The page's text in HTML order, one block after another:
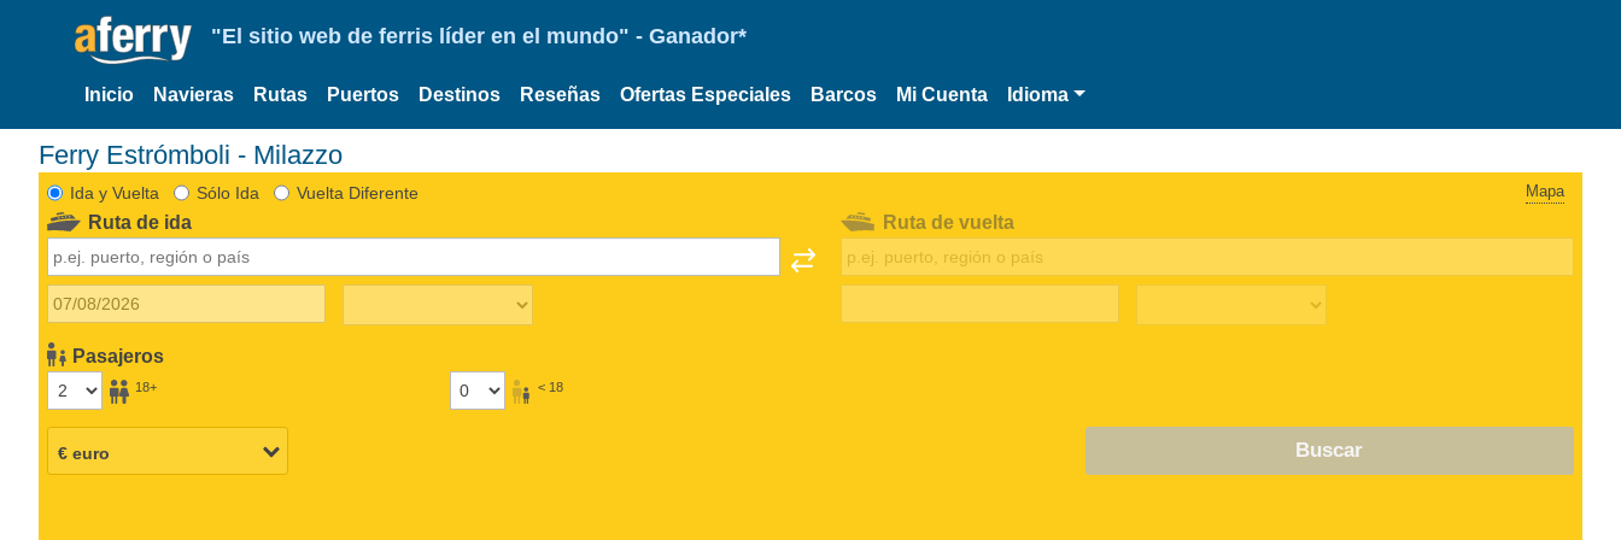
"El sitio web de ferris líder en el mundo" - Ganador*
Inicio Navieras Rutas Puertos Destinos Reseñas Ofertas Especiales Barcos Mi Cuenta Idioma
Ferry Estrómboli - Milazzo
Ida y Vuelta Sólo Ida Vuelta Diferente Mapa
Ruta de ida
Pasajeros
18+ < 18
Ruta de vuelta
Buscar